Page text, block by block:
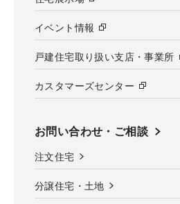
イベント情報
戸建住宅取り扱い支店・事業所
カスタマーズセンター
お問い合わせ・ご相談
注文住宅
分譲住宅・土地